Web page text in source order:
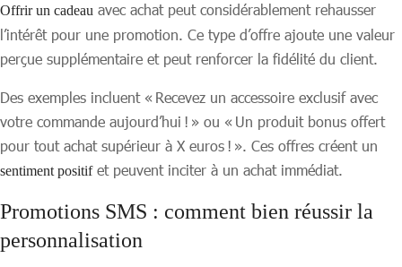
Offrir un cadeau avec achat peut considérablement rehausser
l’intérêt pour une promotion. Ce type d’offre ajoute une valeur
perçue supplémentaire et peut renforcer la fidélité du client.
Des exemples incluent « Recevez un accessoire exclusif avec
votre commande aujourd’hui ! » ou « Un produit bonus offert
pour tout achat supérieur à X euros ! ». Ces offres créent un
sentiment positifet peuvent inciter à un achat immédiat.
Promotions SMS : comment bien réussir la
personnalisation